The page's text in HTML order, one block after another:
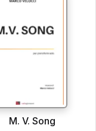
M. V. Song